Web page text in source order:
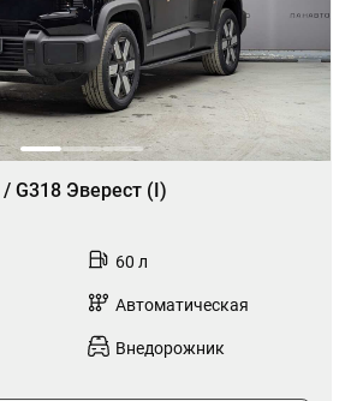
G318 Эверест (I)
60 л
Автоматическая
Внедорожник